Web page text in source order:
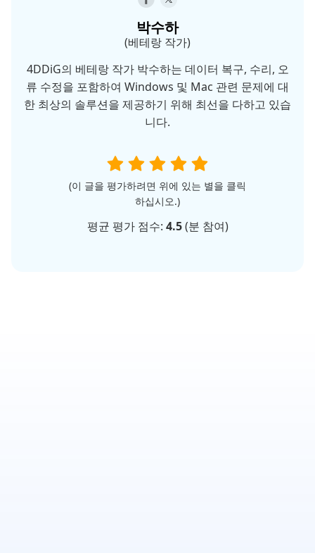
박수하
(베테랑 작가)
4DDiG의 베테랑 작가 박수하는 데이터 복구, 수리, 오
류 수정을 포함하여 Windows 및 Mac 관련 문제에 대
한 최상의 솔루션을 제공하기 위해 최선을 다하고 있습
니다.
(이 글을 평가하려면 위에 있는 별을 클릭
하십시오.)
평균 평가 점수: 4.5(분 참여)